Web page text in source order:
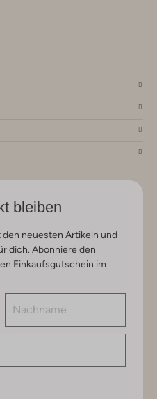
bleiben
neuesten Artikeln und
dich. Abonniere den
Einkaufsgutschein im